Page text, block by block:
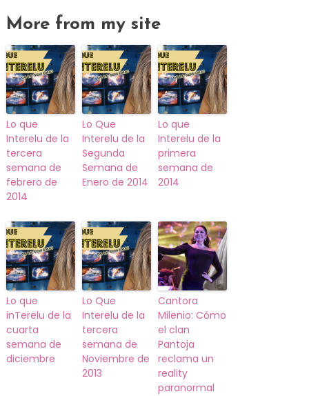
More from my site
Lo que
Interelu de la
tercera
semana de
febrero de
2014
Lo Que
Interelu de la
Segunda
Semana de
Enero de 2014
Lo que
Interelu de la
primera
semana de
2014
Lo que
inTerelu de la
cuarta
semana de
diciembre
Lo Que
Interelu de la
tercera
semana de
Noviembre de
2013
Cantora
Milenio: Cómo
el clan
Pantoja
reclama un
reality
paranormal